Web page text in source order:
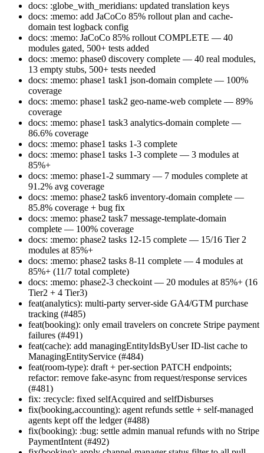
docs: :globe_with_meridians: updated translation keys
docs: :memo: add JaCoCo 85% rollout plan and cache-
domain test logback config
docs: :memo: JaCoCo 85% rollout COMPLETE — 40
modules gated, 500+ tests added
docs: :memo: phase0 discovery complete — 40 real modules,
13 empty stubs, 500+ tests needed
docs: :memo: phase1 task1 json-domain complete — 100%
coverage
docs: :memo: phase1 task2 geo-name-web complete — 89%
coverage
docs: :memo: phase1 task3 analytics-domain complete —
86.6% coverage
docs: :memo: phase1 tasks 1-3 complete
docs: :memo: phase1 tasks 1-3 complete — 3 modules at
85%+
docs: :memo: phase1-2 summary — 7 modules complete at
91.2% avg coverage
docs: :memo: phase2 task6 inventory-domain complete —
85.8% coverage + bug fix
docs: :memo: phase2 task7 message-template-domain
complete — 100% coverage
docs: :memo: phase2 tasks 12-15 complete — 15/16 Tier 2
modules at 85%+
docs: :memo: phase2 tasks 8-11 complete — 4 modules at
85%+ (11/7 total complete)
docs: :memo: phase2-3 checkoint — 20 modules at 85%+ (16
Tier2 + 4 Tier3)
feat(analytics): multi-party server-side GA4/GTM purchase
tracking (#485)
feat(booking): only email travelers on concrete Stripe payment
failures (#491)
feat(cache): add managingEntityIdsByUser ID-list cache to
ManagingEntityService (#484)
feat(room-type): draft + per-section PATCH endpoints;
refactor: remove fake-async from request/response services
(#481)
fix: :recycle: fixed selfAcquired and selfDisburses
fix(booking,accounting): agent refunds settle + self-managed
agents kept off the ledger (#488)
fix(booking): :bug: settle admin manual refunds with no Stripe
PaymentIntent (#492)